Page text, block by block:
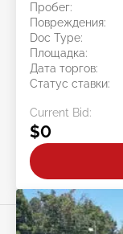
Пробег:
Повреждения:
Doc Type:
Площадка:
Дата торгов:
Статус ставки:
Current Bid:
$0